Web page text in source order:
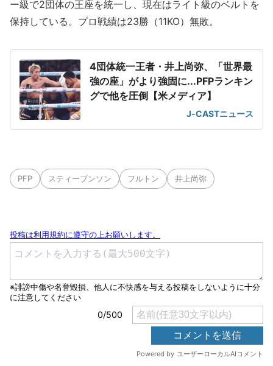
ー級で2団体の王座を統一し、現在はライト級のベルトを
保持している。プロ戦績は23勝（11KO）無敗。
4団体統一王者・井上尚弥、「世界最
強の座」がより強固に...PFPランキン
グで他を圧倒【米メディア】
J-CASTニュース
PFP スティーブンソン フルトン 井上尚弥